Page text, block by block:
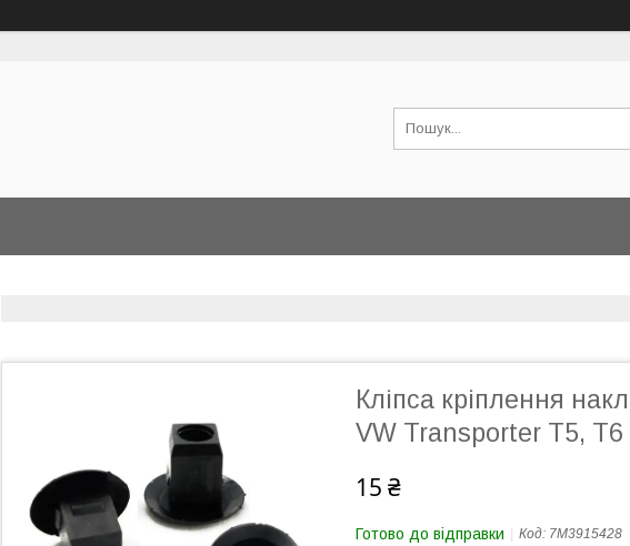
Кліпса кріплення
VW Transporter T5, Т6
15 ₴
Готово до відправки Код: 7M3915428